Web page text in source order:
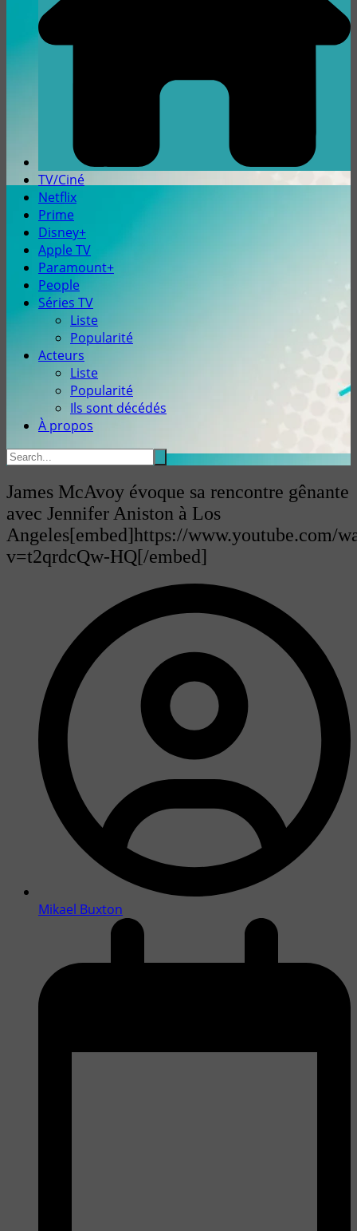
TV/Ciné
Netflix
Prime
Disney+
Apple TV
Paramount+
People
Séries TV
Liste
Popularité
Acteurs
Liste
Popularité
Ils sont décédés
À propos
James McAvoy évoque sa rencontre gênante
avec Jennifer Aniston à Los
Angeles[embed]https://www.youtube.com/
v=t2qrdcQw-HQ[/embed]
Mikael Buxton